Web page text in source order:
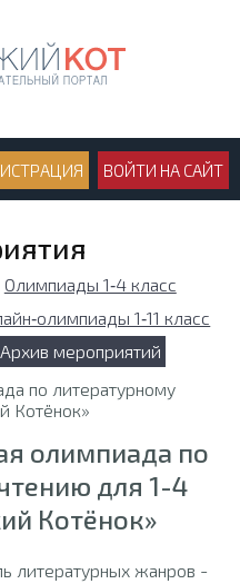
ВОЙТИ НА САЙТ
Олимпиады 1‑4 класс
1‑11 класс
Архив мероприятий
олимпиада по
для 1-4
Котёнок»
литературных жанров -